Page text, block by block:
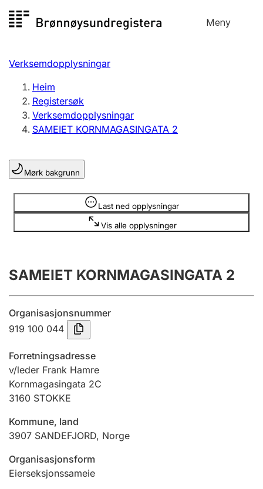
til
Meny
Registersøk
Aksjeselskap
Enkeltpersonføretak
Registrere, endre, slette
Lag og foreining
Registrere, endre, slette
Innsending og forseinkingsgebyr
Tinglysing
Jeger
Betaling og jegeravgiftskort
Ektepaktrettleiaren
Verksemdopplysningar
Heim
Registersøk
Verksemdopplysningar
SAMEIET KORNMAGASINGATA 2
Mørk bakgrunn
Last ned opplysningar
Vis alle opplysninger
Opplysninger er skjult
SAMEIET KORNMAGASINGATA 2
Organisasjonsnummer
919 100 044
Forretningsadresse
v/leder Frank Hamre
Kornmagasingata 2C
3160 STOKKE
Kommune, land
3907 SANDEFJORD, Norge
Organisasjonsform
Eierseksjonssameie